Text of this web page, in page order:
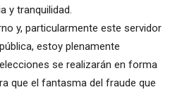
y tranquilidad.
y, particularmente este servidor
estoy plenamente
se realizarán en forma
que el fantasma del fraude que